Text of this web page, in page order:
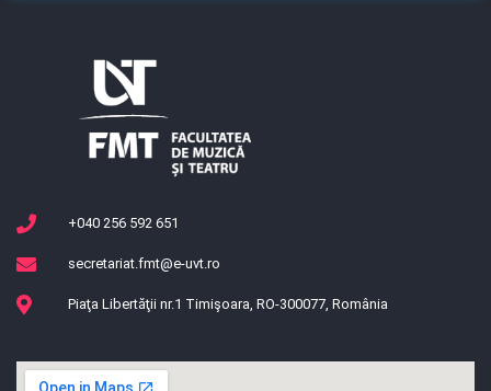
+040 256 592 651
secretariat.fmt@e-uvt.ro
Piaţa Libertăţii nr.1 Timişoara, RO-300077, România